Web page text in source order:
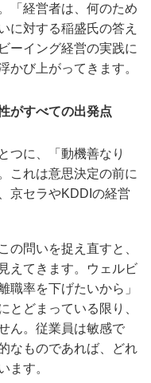
「経営者は、何のため
対する稲盛氏の答え
ーイング経営の実践に
かび上がってきます。
がすべての出発点
つに、「動機善なり
これは意思決定の前に
京セラやKDDIの経営
問いを捉え直すと、
えてきます。ウェルビ
職率を下げたいから」
とどまっている限り、
ん。従業員は敏感で
なものであれば、どれ
ます。